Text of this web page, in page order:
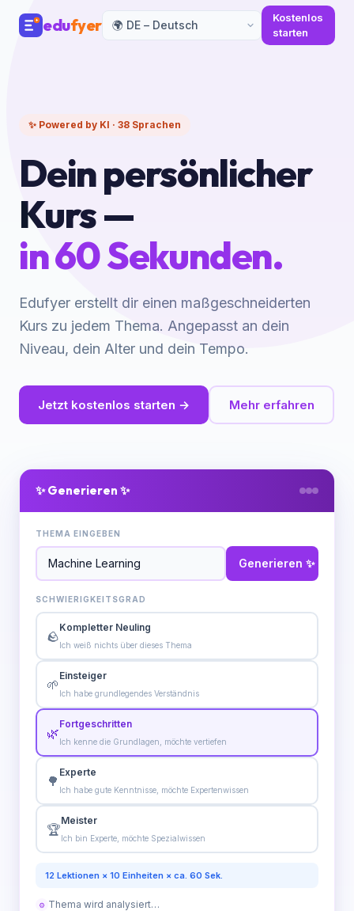
edufyer
Kostenlos
starten
✨ Powered by KI · 38 Sprachen
Dein persönlicher
Kurs —
in 60 Sekunden.
Edufyer erstellt dir einen maßgeschneiderten
Kurs zu jedem Thema. Angepasst an dein
Niveau, dein Alter und dein Tempo.
Jetzt kostenlos starten → Mehr erfahren
✨ Generieren ✨
THEMA EINGEBEN
Generieren ✨
SCHWIERIGKEITSGRAD
🪨
Kompletter Neuling
Ich weiß nichts über dieses Thema
🌱
Einsteiger
Ich habe grundlegendes Verständnis
🌿
Fortgeschritten
Ich kenne die Grundlagen, möchte vertiefen
🌳
Experte
Ich habe gute Kenntnisse, möchte Expertenwissen
🏆
Meister
Ich bin Experte, möchte Spezialwissen
12 Lektionen × 10 Einheiten × ca. 60 Sek.
⚙ Thema wird analysiert…